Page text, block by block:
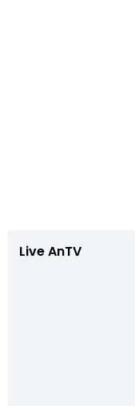
Live AnTV